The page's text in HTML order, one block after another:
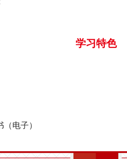
学习特色
电子）